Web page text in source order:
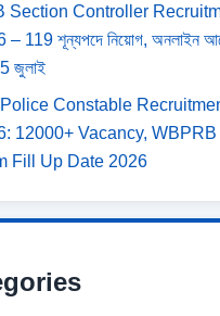
Section Controller
– 119 শূন্যপদে নিয়োগ, অনলাইন
জুলাই
Constable
12000+ Vacancy, WBPRB
Fill Up Date 2026